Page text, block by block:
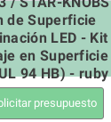
de Superficie
LED - Kit
en Superficie
94 HB) - ruby
presupuesto